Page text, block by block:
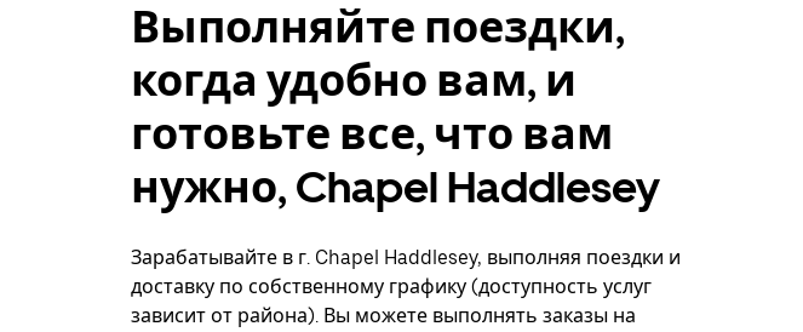
Выполняйте поездки,
когда удобно вам, и
готовьте все, что вам
нужно, Chapel Haddlesey
Зарабатывайте в г. Chapel Haddlesey, выполняя поездки и
доставку по собственному графику (доступность услуг
зависит от района). Вы можете выполнять заказы на